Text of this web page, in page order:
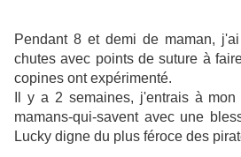
Pendant 8 et demi de maman,
chutes avec points de suture à
copines ont expérimenté.
Il y a 2 semaines, j'entrais à
mamans-qui-savent avec une
Lucky digne du plus féroce des